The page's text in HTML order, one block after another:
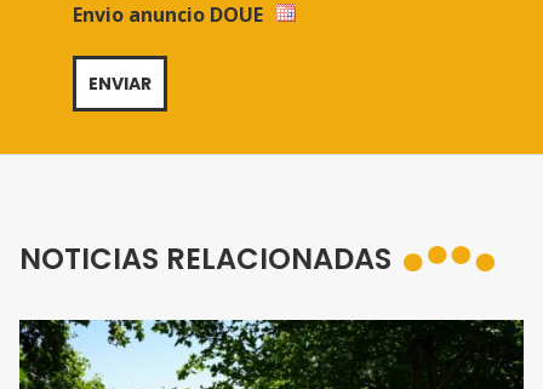
Envio anuncio DOUE
NOTICIAS RELACIONADAS